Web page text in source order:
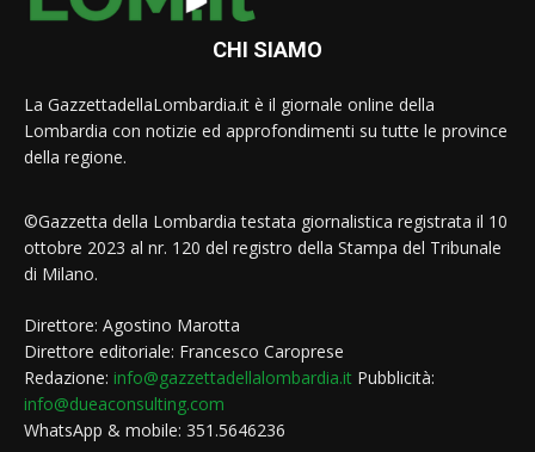
CHI SIAMO
La GazzettadellaLombardia.it è il giornale online della
Lombardia con notizie ed approfondimenti su tutte le province
della regione.
©Gazzetta della Lombardia testata giornalistica registrata il 10
ottobre 2023 al nr. 120 del registro della Stampa del Tribunale
di Milano.
Direttore: Agostino Marotta
Direttore editoriale: Francesco Caroprese
Redazione: info@gazzettadellalombardia.it Pubblicità:
info@dueaconsulting.com
WhatsApp & mobile: 351.5646236